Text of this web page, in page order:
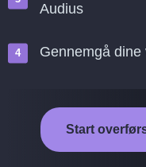
Audius
Gennemgå
Start